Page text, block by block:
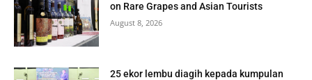
on Rare Grapes and Asian Tourists
August 8, 2026
25 ekor lembu diagih kepada kumpulan